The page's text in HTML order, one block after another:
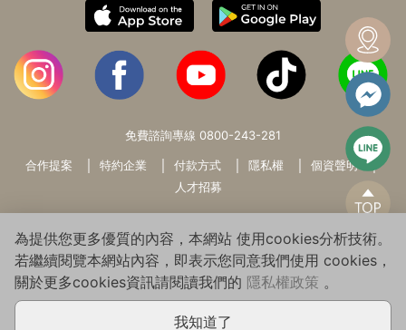
免費諮詢專線 0800-243-281
合作提案 特約企業 付款方式 隱私權
個資聲明
人才招募
Copyright© 2026 WARMSUN HAIR PRODUCTS GROUP All Rights
Reserved.
為提供您更多優質的內容，本網站 使用cookies分析技術。
若繼續閱覽本網站內容，即表示您同意我們使用 cookies，
關於更多cookies資訊請閱讀我們的 隱私權政策 。
我知道了